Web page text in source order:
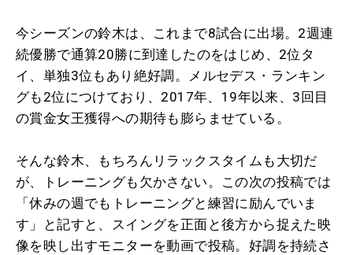
今シーズンの鈴木は、これまで8試合に出場。2週連
続優勝で通算20勝に到達したのをはじめ、2位タ
イ、単独3位もあり絶好調。メルセデス・ランキン
グも2位につけており、2017年、19年以来、3回目
の賞金女王獲得への期待も膨らませている。
そんな鈴木、もちろんリラックスタイムも大切だ
が、トレーニングも欠かさない。この次の投稿では
「休みの週でもトレーニングと練習に励んでいま
す」と記すと、スイングを正面と後方から捉えた映
像を映し出すモニターを動画で投稿。好調を持続さ